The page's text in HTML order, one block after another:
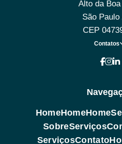
Alto da
São Paulo
CEP
Contatos
HomeHomeHome
SobreServiços
ServiçosContato